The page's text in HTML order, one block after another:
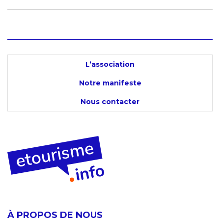
L’association
Notre manifeste
Nous contacter
À PROPOS DE NOUS